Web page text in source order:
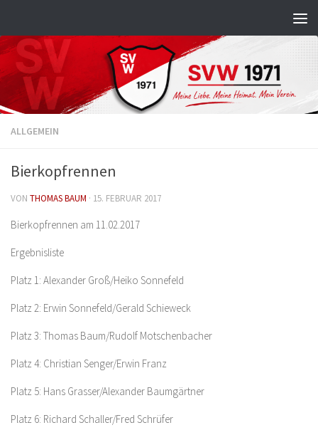
ALLGEMEIN
Bierkopfrennen
VON THOMAS BAUM · 15. FEBRUAR 2017
Bierkopfrennen am 11.02.2017
Ergebnisliste
Platz 1: Alexander Groß/Heiko Sonnefeld
Platz 2: Erwin Sonnefeld/Gerald Schieweck
Platz 3: Thomas Baum/Rudolf Motschenbacher
Platz 4: Christian Senger/Erwin Franz
Platz 5: Hans Grasser/Alexander Baumgärtner
Platz 6: Richard Schaller/Fred Schrüfer